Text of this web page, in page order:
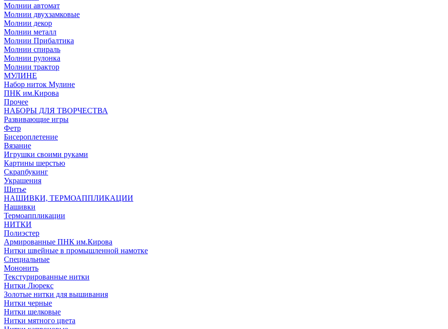
Молнии автомат
Молнии двухзамковые
Молнии декор
Молнии металл
Молнии Прибалтика
Молнии спираль
Молнии рулонка
Молнии трактор
МУЛИНЕ
Набор ниток Мулине
ПНК им.Кирова
Прочее
НАБОРЫ ДЛЯ ТВОРЧЕСТВА
Развивающие игры
Фетр
Бисероплетение
Вязание
Игрушки своими руками
Картины шерстью
Скрапбукинг
Украшения
Шитье
НАШИВКИ, ТЕРМОАППЛИКАЦИИ
Нашивки
Термоаппликации
НИТКИ
Полиэстер
Армированные ПНК им.Кирова
Нитки швейные в промышленной намотке
Специальные
Мононить
Текстурированные нитки
Нитки Люрекс
Золотые нитки для вышивания
Нитки черные
Нитки шелковые
Нитки мятного цвета